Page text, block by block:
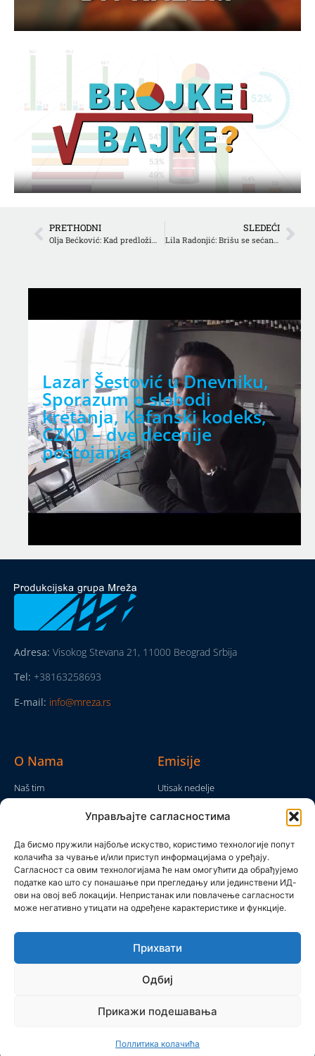
Управљајте сагласностима
Да бисмо пружили најбоље искуство, користимо технологије попут
колачића за чување и/или приступ информацијама о уређају.
Сагласност са овим технологијама ће нам омогућити да обрађујемо
податке као што су понашање при прегледању или јединствени ИД-
ови на овој веб локацији. Непристанак или повлачење сагласности
може негативно утицати на одређене карактеристике и функције.
Прихвати
Одбиј
Прикажи подешавања
Поллитика колачића
PRETHODNI
Olja Bećković: Kad predložim BOJKOT IZBORA, kažu mi da je to AMATERSKI
SLEDEĆI
Lila Radonjić: Brišu se sećanja na devedesete
Lazar Šestović u Dnevniku,
Sporazum o slobodi
kretanja, Kafanski kodeks,
CZKD – dve decenije
postojanja
Adresa: Visokog Stevana 21, 11000 Beograd Srbija
Tel: +38163258693
E-mail: info@mreza.rs
O Nama
Naš tim
Politika privatnosti
Kontakt
Emisije
Utisak nedelje
Moram da kažem
Brojke i bajke
Ostale emisije
Pronađite nas
Produkcijska grupa Mreža 2025 © All rights reserved